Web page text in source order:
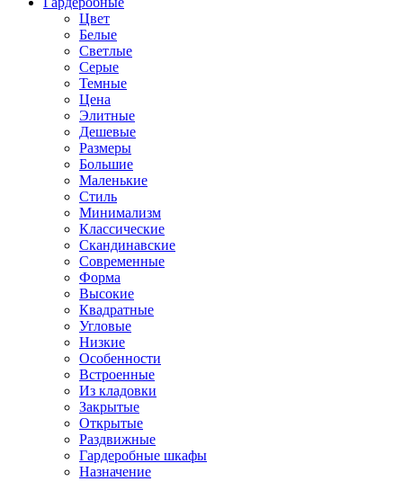
Цвет
Белые
Светлые
Серые
Темные
Цена
Элитные
Дешевые
Размеры
Большие
Маленькие
Стиль
Минимализм
Классические
Скандинавские
Современные
Форма
Высокие
Квадратные
Угловые
Низкие
Особенности
Встроенные
Из кладовки
Закрытые
Открытые
Раздвижные
Гардеробные шкафы
Назначение